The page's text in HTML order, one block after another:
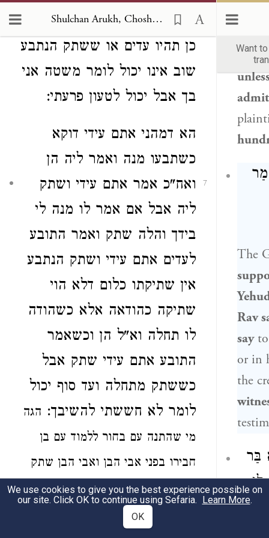
Shulchan Arukh, Choshen Mishpat 81
התובע אתם עדים ואמר הנתבע
כן תהיו עדים או ששתק הנתבע
שוב אינו יכול לומר משטה אני
בך אבל יכול לטעון פרעתי:
7
הא דמהני אתם עידי דוקא
כשתבעו מנה ואמר ליה הן
ואח"כ אמר אתם עידי ושתק
ליה אבל אם אמר לו מנה לי
בידך והלה שתק ואמר התובע
לעדים אתם עידי ושתק הנתבע
אין שתיקתו כלום דלא הוי
שתיקה כהודאה אלא כשהודה
לו תחלה וא"ל הן וכשאמר
התובע אתם עידי שתק אבל
כששתק מתחלה ועד סוף יכול
לומר לא חששתי להשיבך: הגה
מי שהתנה עם בחור ללמוד עם בן
חבירו בפני אבי הבן ואבי הבן שתק
שתיקה כהודאה דמיאואע"פ שלא
דיבר האב כלום
Want
his
The
Rav
sayto
or in
the
בַּר
We use cookies to give you the best experience possible on
our site. Click OK to continue using Sefaria. Learn More.
OK